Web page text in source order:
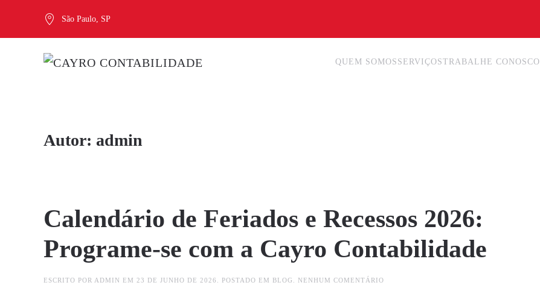
Skip to main content
São Paulo, SP
QUEM SOMOS SERVIÇOSTRABALHE CONOSCO
Autor: admin
Calendário de Feriados e Recessos 2026:
Programe-se com a Cayro Contabilidade
ESCRITO POR ADMIN EM 23 DE JUNHO DE 2026 . POSTADO EM BLOG NENHUM COMENTÁRIO